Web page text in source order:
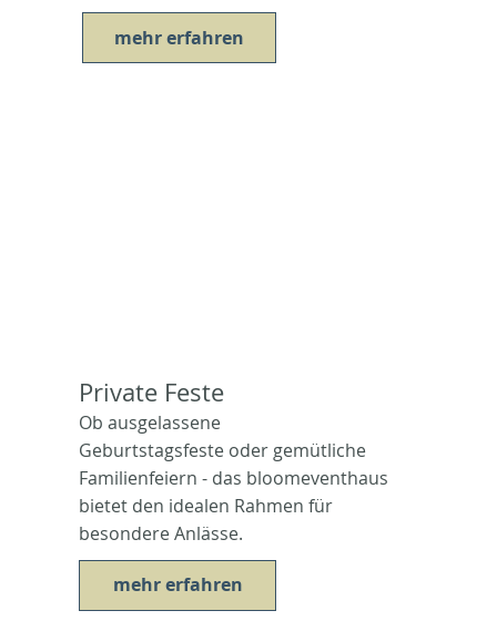
mehr erfahren
Private Feste
Ob ausgelassene
Geburtstagsfeste oder gemütliche
Familienfeiern - das bloomeventhaus
bietet den idealen Rahmen für
besondere Anlässe.
mehr erfahren